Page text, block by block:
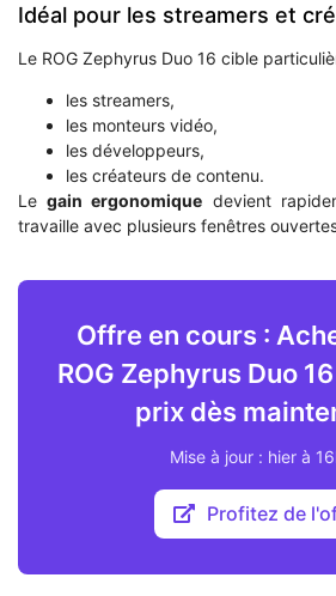
Idéal pour les streamers et
Le ROG Zephyrus Duo 16 cible
les streamers,
les monteurs vidéo,
les développeurs,
les créateurs de contenu.
Legain ergonomique devient
travaille avec plusieurs fenêtres
Offre en cours :
ROG Zephyrus Duo
prix dès
Mise à jour : hier à
Profitez de